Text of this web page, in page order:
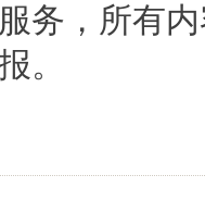
务，所有
。